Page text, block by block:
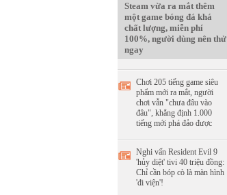
Steam vừa ra mắt thêm
một game bóng đá khá
chất lượng, miễn phí
100%, người dùng nên thử
ngay
Chơi 205 tiếng game siêu
phẩm mới ra mắt, người
chơi vẫn "chưa đâu vào
đâu", khẳng định 1.000
tiếng mới phá đảo được
Nghi vấn Resident Evil 9
'hủy diệt' tivi 40 triệu đồng:
Chỉ cần bóp cò là màn hình
'đi viện'!